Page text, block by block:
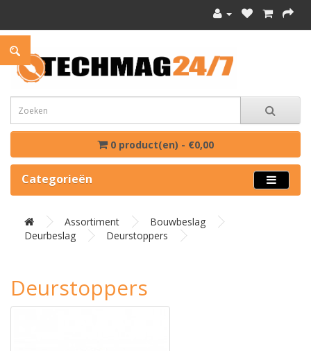
0 product(en) - €0,00
Categorieën
Assortiment
Bouwbeslag
Deurbeslag
Deurstoppers
Deurstoppers